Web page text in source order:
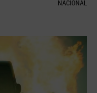
NACIONAL